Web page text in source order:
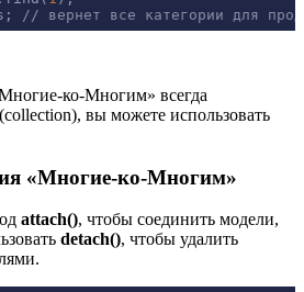
// вернет все категории для
ко-Многим» всегда
вы можете использовать
«Многие-ко-Многим»
attach(), чтобы соединить модели,
detach(), чтобы удалить